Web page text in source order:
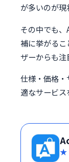
が多いのが現
その中でも
補に挙がる
ザーからも注
仕様・価格
適なサービス